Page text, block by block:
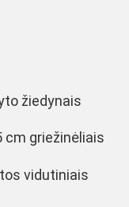
žiedynais
cm griežinėliais
vidutiniais